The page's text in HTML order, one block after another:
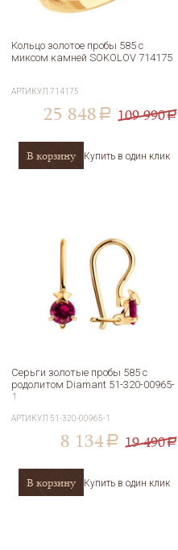
Кольцо золотое пробы 585 с
миксом камней SOKOLOV 714175
АРТИКУЛ714175
25 848 a 109 990a
В корзину Купить в один клик
Серьги золотые пробы 585 с
родолитом Diamant 51-320-00965-
1
АРТИКУЛ51-320-00965-1
8 134 a 19 490a
В корзину Купить в один клик